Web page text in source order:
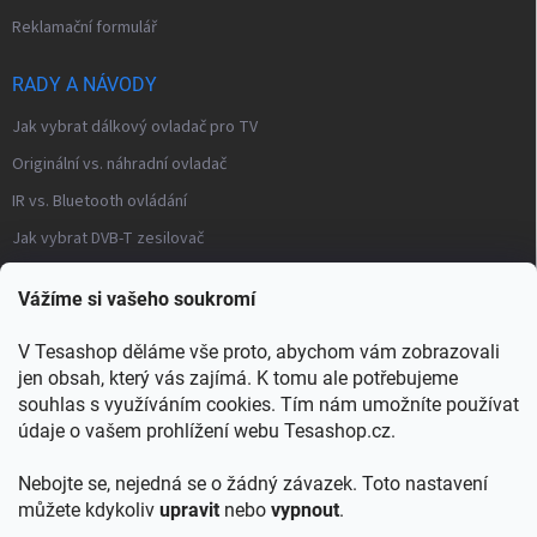
Vážíme si vašeho soukromí
V Tesashop děláme vše proto, abychom vám zobrazovali
jen obsah, který vás zajímá. K tomu ale potřebujeme
souhlas s využíváním cookies. Tím nám umožníte používat
údaje o vašem prohlížení webu Tesashop.cz.
Nebojte se, nejedná se o žádný závazek. Toto nastavení
můžete kdykoliv upravit nebo vypnout.
Reklamační formulář
RADY A NÁVODY
Jak vybrat dálkový ovladač pro TV
Originální vs. náhradní ovladač
IR vs. Bluetooth ovládání
Jak vybrat DVB-T zesilovač
Distribuce TV signálu
→ Všechny články a návody
KONTAKT
+421903553805